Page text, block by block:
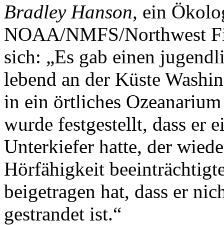
Bradley Hanson, ein
NOAA/NMFS/Northwest
sich: „Es gab einen
lebend an der Küste
in ein örtliches
wurde festgestellt, dass er
Unterkiefer hatte, der
Hörfähigkeit
beigetragen hat, dass er
gestrandet ist.“